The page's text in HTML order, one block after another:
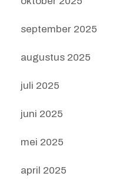
september 2025
augustus 2025
juli 2025
juni 2025
mei 2025
april 2025